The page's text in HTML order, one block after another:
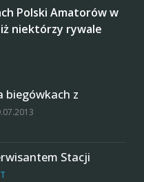
Polski Amatorów w
niektórzy rywale
biegówkach z
Stacji